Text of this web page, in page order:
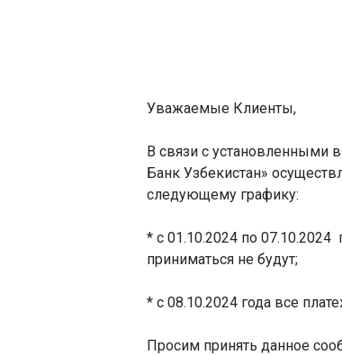
Уважаемые Клиенты,
В связи с установленными
Банк Узбекистан»
следующему графику:
* c01.10.2024 по 07.10.2024
приниматься не будут;
* с 08.10.2024 года все
Просим принять данное